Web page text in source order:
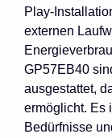
Play-
externen
GP57EB40
ausgestattet,
ermöglicht. Es
Bedürfnisse